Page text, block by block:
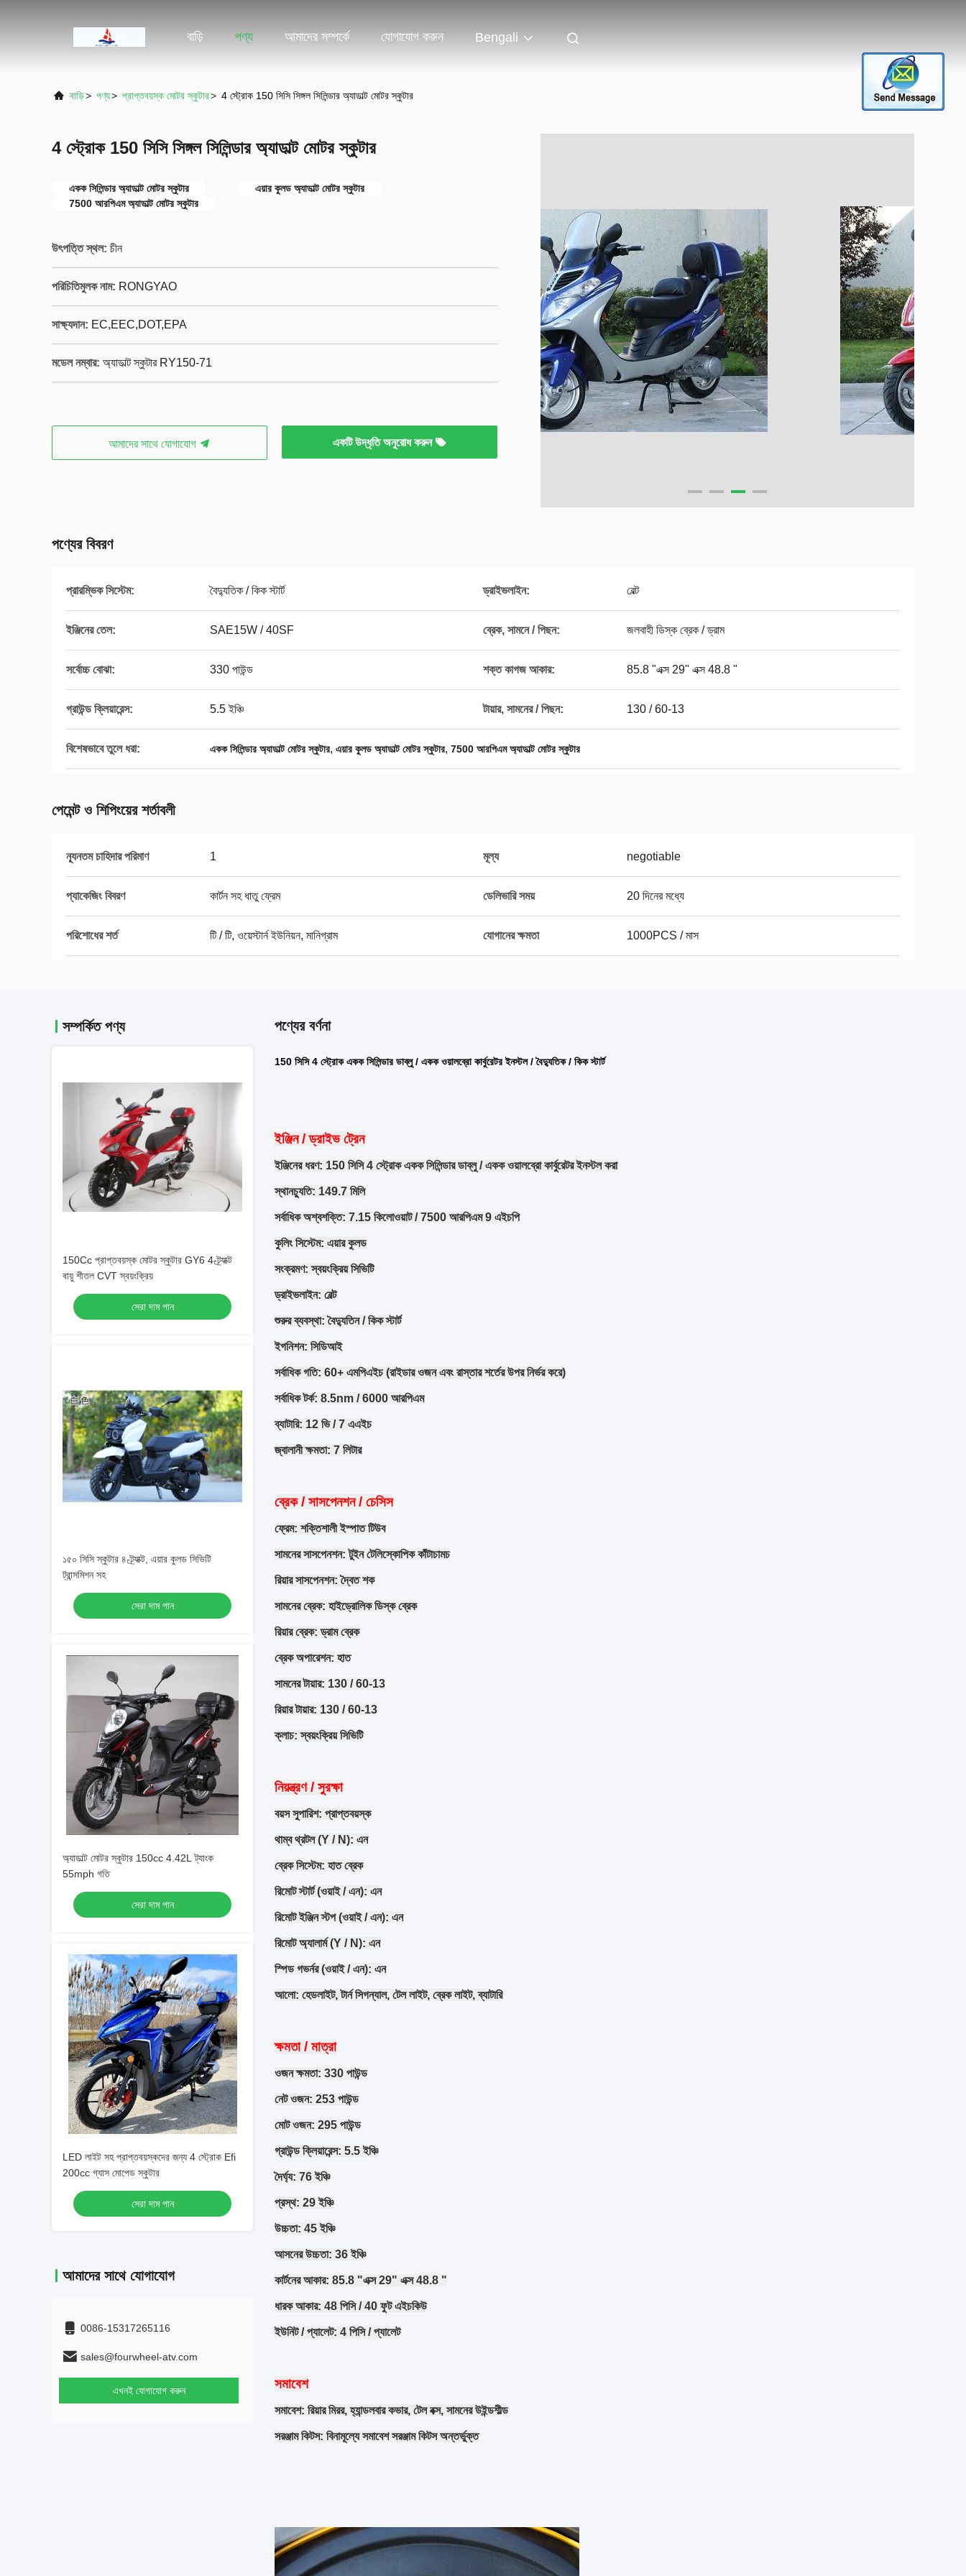
বাড়ি পণ্য আমাদের সম্পর্কে যোগাযোগ করুন Bengali
বাড়ি> পণ্য> প্রাপ্তবয়স্ক মোটর স্কুটার> 4 স্ট্রোক 150 সিসি সিঙ্গল সিলিন্ডার অ্যাডাল্ট মোটর স্কুটার
4 স্ট্রোক 150 সিসি সিঙ্গল সিলিন্ডার অ্যাডাল্ট মোটর স্কুটার
একক সিলিন্ডার অ্যাডাল্ট মোটর স্কুটার
এয়ার কুলড অ্যাডাল্ট মোটর স্কুটার
7500 আরপিএম অ্যাডাল্ট মোটর স্কুটার
উৎপত্তি স্থল: চীন
পরিচিতিমুলক নাম: RONGYAO
সাক্ষ্যদান: EC,EEC,DOT,EPA
মডেল নম্বার: অ্যাডাল্ট স্কুটার RY150-71
আমাদের সাথে যোগাযোগ একটি উদ্ধৃতি অনুরোধ করুন
পণ্যের বিবরণ
প্রারম্ভিক সিস্টেম: বৈদ্যুতিক / কিক স্টার্ট ড্রাইভলাইন: বেল্ট
ইঞ্জিনের তেল: SAE15W / 40SF ব্রেক, সামনে / পিছন: জলবাহী ডিস্ক ব্রেক / ড্রাম
সর্বোচ্চ বোঝা: 330 পাউন্ড শক্ত কাগজ আকার: 85.8 "এক্স 29" এক্স 48.8 "
গ্রাউন্ড ক্লিয়ারেন্স: 5.5 ইঞ্চি টায়ার, সামনের / পিছন: 130 / 60-13
বিশেষভাবে তুলে ধরা: একক সিলিন্ডার অ্যাডাল্ট মোটর স্কুটার, এয়ার কুলড অ্যাডাল্ট মোটর স্কুটার, 7500 আরপিএম অ্যাডাল্ট মোটর স্কুটার
পেমেন্ট ও শিপিংয়ের শর্তাবলী
ন্যূনতম চাহিদার পরিমাণ 1 মূল্য negotiable
প্যাকেজিং বিবরণ কার্টন সহ ধাতু ফ্রেম ডেলিভারি সময় 20 দিনের মধ্যে
পরিশোধের শর্ত টি / টি, ওয়েস্টার্ন ইউনিয়ন, মানিগ্রাম যোগানের ক্ষমতা 1000PCS / মাস
সম্পর্কিত পণ্য
150Cc প্রাপ্তবয়স্ক মোটর স্কুটার GY6 4-ট্র্যাক্ট
বায়ু শীতল CVT স্বয়ংক্রিয়
সেরা দাম পান
১৫০ সিসি স্কুটার ৪-ট্র্যাক্ট, এয়ার কুলড সিভিটি
ট্রান্সমিশন সহ
সেরা দাম পান
অ্যাডাল্ট মোটর স্কুটার 150cc 4.42L ট্যাংক
55mph গতি
সেরা দাম পান
LED লাইট সহ প্রাপ্তবয়স্কদের জন্য 4 স্ট্রোক Efi
200cc গ্যাস মোপেড স্কুটার
সেরা দাম পান
আমাদের সাথে যোগাযোগ
0086-15317265116
sales@fourwheel-atv.com
এখনই যোগাযোগ করুন
পণ্যের বর্ণনা
150 সিসি 4 স্ট্রোক একক সিলিন্ডার ডাব্লু / একক ওয়ালব্রো কার্বুরেটর ইনস্টল / বৈদ্যুতিক / কিক স্টার্ট
ইঞ্জিন / ড্রাইভ ট্রেন
ইঞ্জিনের ধরণ: 150 সিসি 4 স্ট্রোক একক সিলিন্ডার ডাব্লু / একক ওয়ালব্রো কার্বুরেটর ইনস্টল করা
স্থানচ্যুতি: 149.7 মিলি
সর্বাধিক অশ্বশক্তি: 7.15 কিলোওয়াট / 7500 আরপিএম 9 এইচপি
কুলিং সিস্টেম: এয়ার কুলড
সংক্রমণ: স্বয়ংক্রিয় সিভিটি
ড্রাইভলাইন: বেল্ট
শুরুর ব্যবস্থা: বৈদ্যুতিন / কিক স্টার্ট
ইগনিশন: সিডিআই
সর্বাধিক গতি: 60+ এমপিএইচ (রাইডার ওজন এবং রাস্তার শর্তের উপর নির্ভর করে)
সর্বাধিক টর্ক: 8.5nm / 6000 আরপিএম
ব্যাটারি: 12 ভি / 7 এএইচ
জ্বালানী ক্ষমতা: 7 লিটার
ব্রেক / সাসপেনশন / চেসিস
ফ্রেম: শক্তিশালী ইস্পাত টিউব
সামনের সাসপেনশন: টুইন টেলিস্কোপিক কাঁটাচামচ
রিয়ার সাসপেনশন: দ্বৈত শক
সামনের ব্রেক: হাইড্রোলিক ডিস্ক ব্রেক
রিয়ার ব্রেক: ড্রাম ব্রেক
ব্রেক অপারেশন: হাত
সামনের টায়ার: 130 / 60-13
রিয়ার টায়ার: 130 / 60-13
ক্লাচ: স্বয়ংক্রিয় সিভিটি
নিয়ন্ত্রণ / সুরক্ষা
বয়স সুপারিশ: প্রাপ্তবয়স্ক
থাম্ব থ্রটল (Y / N): এন
ব্রেক সিস্টেম: হাত ব্রেক
রিমোট স্টার্ট (ওয়াই / এন): এন
রিমোট ইঞ্জিন স্টপ (ওয়াই / এন): এন
রিমোট অ্যালার্ম (Y / N): এন
স্পিড গভর্নর (ওয়াই / এন): এন
আলো: হেডলাইট, টার্ন সিগন্যাল, টেল লাইট, ব্রেক লাইট, ব্যাটারি
ক্ষমতা / মাত্রা
ওজন ক্ষমতা: 330 পাউন্ড
নেট ওজন: 253 পাউন্ড
মোট ওজন: 295 পাউন্ড
গ্রাউন্ড ক্লিয়ারেন্স: 5.5 ইঞ্চি
দৈর্ঘ্য: 76 ইঞ্চি
প্রস্থ: 29 ইঞ্চি
উচ্চতা: 45 ইঞ্চি
আসনের উচ্চতা: 36 ইঞ্চি
কার্টনের আকার: 85.8 "এক্স 29" এক্স 48.8 "
ধারক আকার: 48 পিসি / 40 ফুট এইচকিউ
ইউনিট / প্যালেট: 4 পিসি / প্যালেট
সমাবেশ
সমাবেশ: রিয়ার মিরর, হ্যান্ডলবার কভার, টেল বক্স, সামনের উইন্ডশীল্ড
সরঞ্জাম কিটস: বিনামূল্যে সমাবেশ সরঞ্জাম কিটস অন্তর্ভুক্ত